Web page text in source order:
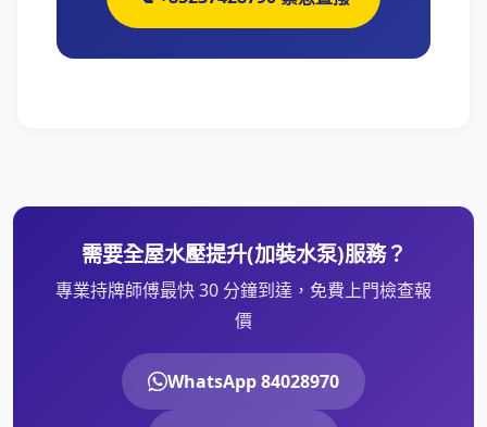
需要全屋水壓提升(加裝水泵)服務？
專業持牌師傅最快 30 分鐘到達，免費上門檢查報
價
WhatsApp 84028970